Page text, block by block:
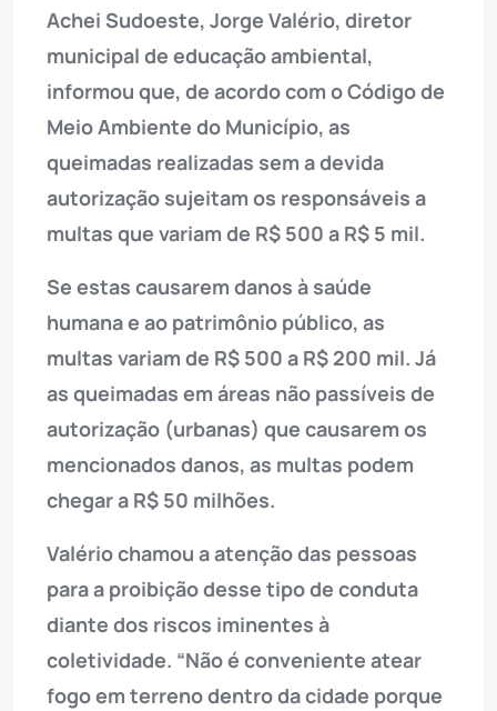
Achei Sudoeste, Jorge Valério, diretor
municipal de educação ambiental,
informou que, de acordo com o Código de
Meio Ambiente do Município, as
queimadas realizadas sem a devida
autorização sujeitam os responsáveis a
multas que variam de R$ 500 a R$ 5 mil.
Se estas causarem danos à saúde
humana e ao patrimônio público, as
multas variam de R$ 500 a R$ 200 mil. Já
as queimadas em áreas não passíveis de
autorização (urbanas) que causarem os
mencionados danos, as multas podem
chegar a R$ 50 milhões.
Valério chamou a atenção das pessoas
para a proibição desse tipo de conduta
diante dos riscos iminentes à
coletividade. “Não é conveniente atear
fogo em terreno dentro da cidade porque